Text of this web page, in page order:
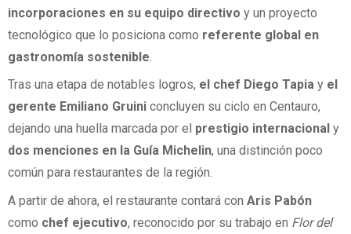
incorporaciones en su equipo directivo y un proyecto
tecnológico que lo posiciona como referente global en
gastronomía sostenible.
Tras una etapa de notables logros, el chef Diego Tapia y el
gerente Emiliano Gruini concluyen su ciclo en Centauro,
dejando una huella marcada por el prestigio internacional y
dos menciones en la Guía Michelin, una distinción poco
común para restaurantes de la región.
A partir de ahora, el restaurante contará con Aris Pabón
como chef ejecutivo, reconocido por su trabajo en Flor del